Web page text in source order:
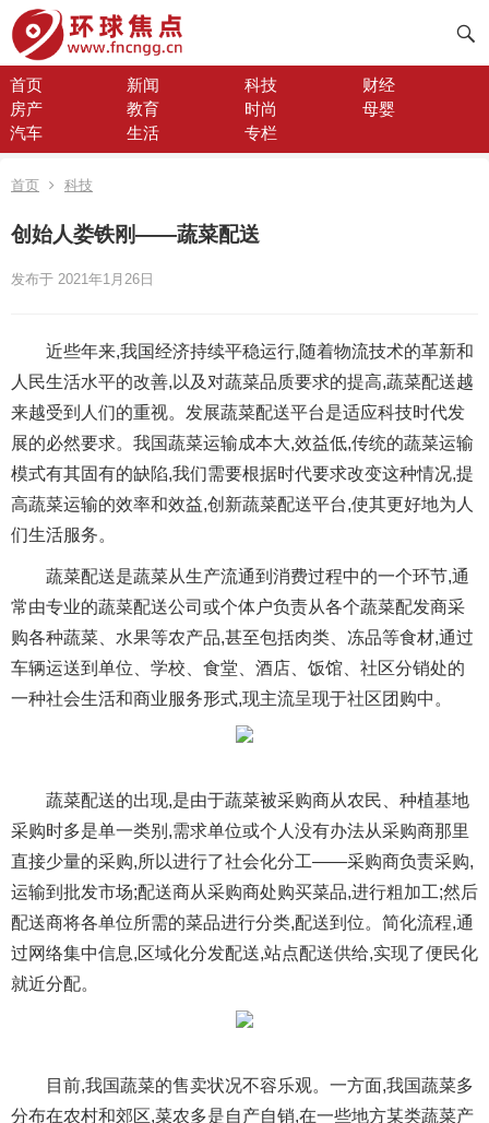
首页 新闻 科技
财经
房产
教育 时尚
母婴
汽车
生活 专栏
首页 科技
创始人娄铁刚——蔬菜配送
发布于 2021年1月26日
近些年来,我国经济持续平稳运行,随着物流技术的革新和
人民生活水平的改善,以及对蔬菜品质要求的提高,蔬菜配送越
来越受到人们的重视。发展蔬菜配送平台是适应科技时代发
展的必然要求。我国蔬菜运输成本大,效益低,传统的蔬菜运输
模式有其固有的缺陷,我们需要根据时代要求改变这种情况,提
高蔬菜运输的效率和效益,创新蔬菜配送平台,使其更好地为人
们生活服务。
蔬菜配送是蔬菜从生产流通到消费过程中的一个环节,通
常由专业的蔬菜配送公司或个体户负责从各个蔬菜配发商采
购各种蔬菜、水果等农产品,甚至包括肉类、冻品等食材,通过
车辆运送到单位、学校、食堂、酒店、饭馆、社区分销处的
一种社会生活和商业服务形式,现主流呈现于社区团购中。
蔬菜配送的出现,是由于蔬菜被采购商从农民、种植基地
采购时多是单一类别,需求单位或个人没有办法从采购商那里
直接少量的采购,所以进行了社会化分工——采购商负责采购,
运输到批发市场;配送商从采购商处购买菜品,进行粗加工;然后
配送商将各单位所需的菜品进行分类,配送到位。简化流程,通
过网络集中信息,区域化分发配送,站点配送供给,实现了便民化
就近分配。
目前,我国蔬菜的售卖状况不容乐观。一方面,我国蔬菜多
分布在农村和郊区,菜农多是自产自销,在一些地方某类蔬菜产